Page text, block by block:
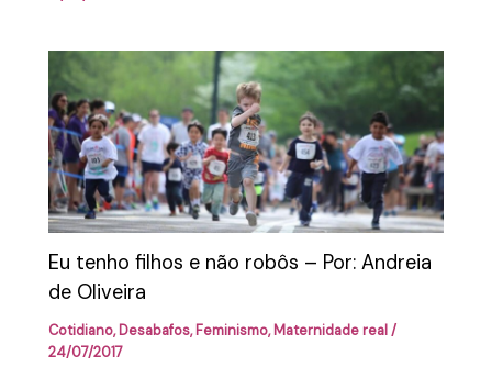
Eu tenho filhos e não robôs – Por: Andreia
de Oliveira
Cotidiano,Desabafos,Feminismo,Maternidade real/
24/07/2017